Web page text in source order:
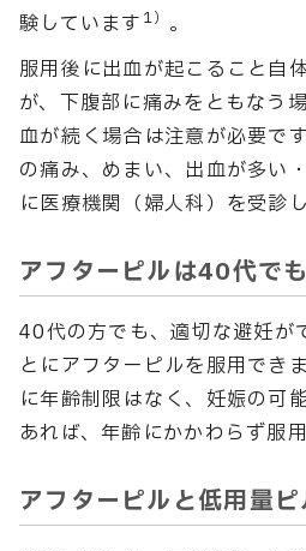
験しています 1） 。
服用後に出血が起こること自
が、下腹部に痛みをともなう
血が続く場合は注意が必要で
の痛み、めまい、出血が多い
に医療機関（婦人科）を受診
アフターピルは40代で
40代の方でも、適切な避妊が
とにアフターピルを服用でき
に年齢制限はなく、妊娠の可
あれば、年齢にかかわらず服
アフターピルと低用量ピ